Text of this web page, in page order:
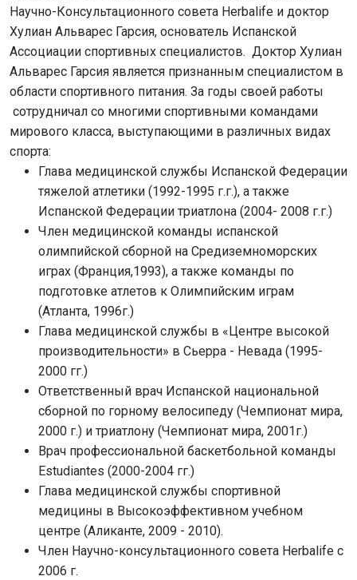
Научно-Консультационного совета Herbalife и доктор
Хулиан Альварес Гарсия, основатель Испанской
Ассоциации спортивных специалистов. Доктор Хулиан
Альварес Гарсия является признанным специалистом в
области спортивного питания. За годы своей работы
сотрудничал со многими спортивными командами
мирового класса, выступающими в различных видах
спорта:
Глава медицинской службы Испанской Федерации
тяжелой атлетики (1992-1995 г.г.), а также
Испанской Федерации триатлона (2004- 2008 г.г.)
Член медицинской команды испанской
олимпийской сборной на Средиземноморских
играх (Франция,1993), а также команды по
подготовке атлетов к Олимпийским играм
(Атланта, 1996г.)
Глава медицинской службы в «Центре высокой
производительности» в Сьерра - Невада (1995-
2000 гг.)
Ответственный врач Испанской национальной
сборной по горному велосипеду (Чемпионат мира,
2000 г.) и триатлону (Чемпионат мира, 2001г.)
Врач профессиональной баскетбольной команды
Estudiantes (2000-2004 гг.)
Глава медицинской службы спортивной
медицины в Высокоэффективном учебном
центре (Аликанте, 2009 - 2010).
Член Научно-консультационного совета Herbalife с
2006 г.